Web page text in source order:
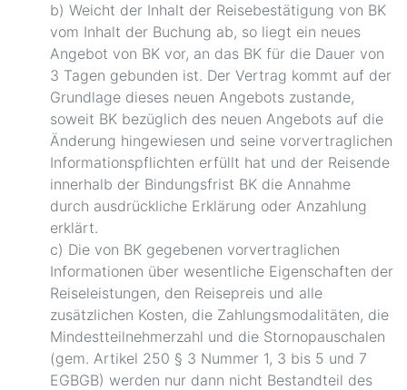
b) Weicht der Inhalt der Reisebestätigung von BK
vom Inhalt der Buchung ab, so liegt ein neues
Angebot von BK vor, an das BK für die Dauer von
3 Tagen gebunden ist. Der Vertrag kommt auf der
Grundlage dieses neuen Angebots zustande,
soweit BK bezüglich des neuen Angebots auf die
Änderung hingewiesen und seine vorvertraglichen
Informationspflichten erfüllt hat und der Reisende
innerhalb der Bindungsfrist BK die Annahme
durch ausdrückliche Erklärung oder Anzahlung
erklärt.
c) Die von BK gegebenen vorvertraglichen
Informationen über wesentliche Eigenschaften der
Reiseleistungen, den Reisepreis und alle
zusätzlichen Kosten, die Zahlungsmodalitäten, die
Mindestteilnehmerzahl und die Stornopauschalen
(gem. Artikel 250 § 3 Nummer 1, 3 bis 5 und 7
EGBGB) werden nur dann nicht Bestandteil des